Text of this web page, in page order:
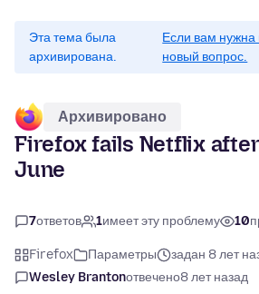
Эта тема была
архивирована.
Если вам
новый вопрос.
Архивировано
Firefox fails Netflix
June
7ответов 1имеет эту проблему 10
Firefox Параметры
задан 8 лет
Wesley Brantonотвечено8 лет назад